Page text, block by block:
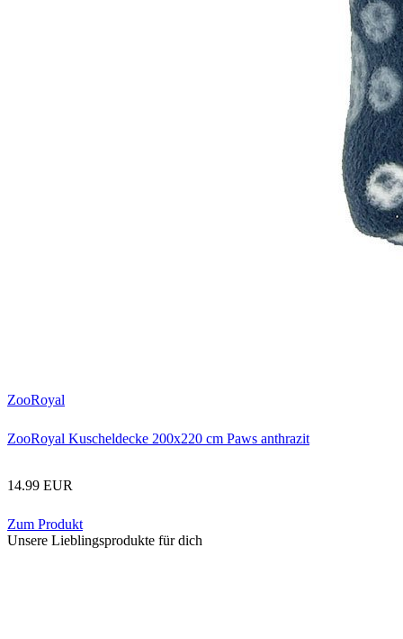
ZooRoyal
ZooRoyal Kuscheldecke 200x220 cm Paws anthrazit
14.99 EUR
Zum Produkt
Unsere Lieblingsprodukte für dich